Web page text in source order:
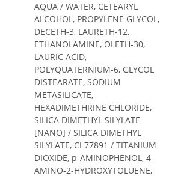
AQUA / WATER, CETEARYL
ALCOHOL, PROPYLENE GLYCOL,
DECETH-3, LAURETH-12,
ETHANOLAMINE, OLETH-30,
LAURIC ACID,
POLYQUATERNIUM-6, GLYCOL
DISTEARATE, SODIUM
METASILICATE,
HEXADIMETHRINE CHLORIDE,
SILICA DIMETHYL SILYLATE
[NANO] / SILICA DIMETHYL
SILYLATE, CI 77891 / TITANIUM
DIOXIDE, p-AMINOPHENOL, 4-
AMINO-2-HYDROXYTOLUENE,